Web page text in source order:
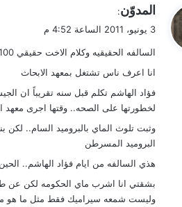
ي
ل
المدوّن:
3 يونيو، 2011 الساعة 4:52 م
السالفه الحقيقيه وكلام الاخت حقيقي 100%
انا اعرف ناس تشتغل بمعهد الابحاث
فؤاد الهاشم تكلم قبل سنه تقريباً ان
لخطورتها على الصحه.. وقتها اجرى
وثبت تلوث الماي بالبروميد السام..
البروميد المسرطن
هذي السالفه من ايام فؤاد الهاشم..
بشقتي انا اشرب ماي الحكومه لكن عن
وليست شمعه سيراميك فقط مثل ما هو